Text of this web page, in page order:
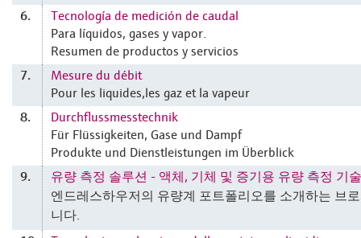
6.
Tecnología de medición de caudal
Para líquidos, gases y vapor.
Resumen de productos y servicios
7.
Mesure du débit
Pour les liquides,les gaz et la vapeur
8.
Durchflussmesstechnik
Für Flüssigkeiten, Gase und Dampf
Produkte und Dienstleistungen im Überblick
9.
유량 측정 솔루션 - 액체, 기체 및 증기용 유량 측정 기술
엔드레스하우저의 유량계 포트폴리오를 소개하는 브
니다.